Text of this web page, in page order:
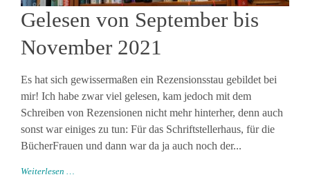
Gelesen von September bis
November 2021
Es hat sich gewissermaßen ein Rezensionsstau gebildet bei
mir! Ich habe zwar viel gelesen, kam jedoch mit dem
Schreiben von Rezensionen nicht mehr hinterher, denn auch
sonst war einiges zu tun: Für das Schriftstellerhaus, für die
BücherFrauen und dann war da ja auch noch der...
Weiterlesen …